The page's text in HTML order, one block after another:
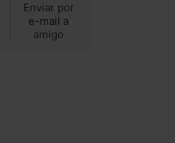
Enviar por
e-mail a
amigo